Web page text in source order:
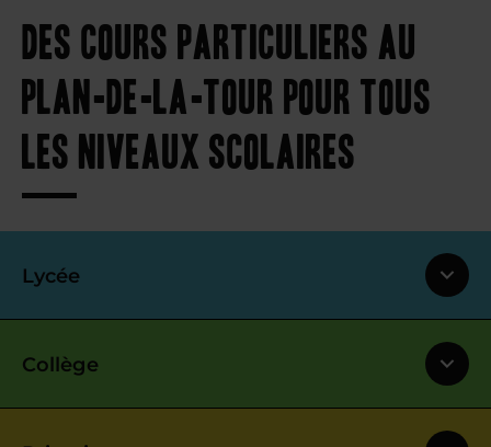
Des cours particuliers au
Plan-de-la-Tour pour tous
les niveaux scolaires
Lycée
Collège